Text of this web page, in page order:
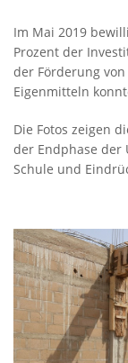
Im Mai 2019
Prozent der
der Förderung
Eigenmitteln
Die Fotos zeigen
der Endphase der
Schule und